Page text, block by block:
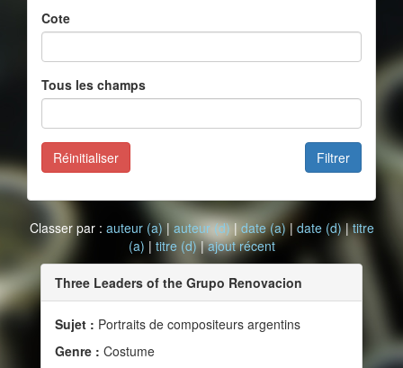
Cote
Tous les champs
Filtrer
Réinitialiser
Classer par : auteur (a) | auteur (d) | date (a)| date (d)|titre
(a) | titre (d)|ajout récent
Three Leaders of the Grupo Renovacion
Sujet : Portraits de compositeurs argentins
Genre : Costume